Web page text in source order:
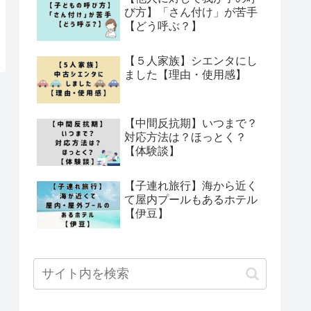
び方】「さん付け」が苦手
【どう呼ぶ？】
【５人家族】シエンタにし
ました【理由・使用感】
【中間反抗期】いつまで？
対応方法は？ほっとく？
【体験談】
【子連れ旅行】海から近く
て屋内プールもあるホテル
【伊豆】